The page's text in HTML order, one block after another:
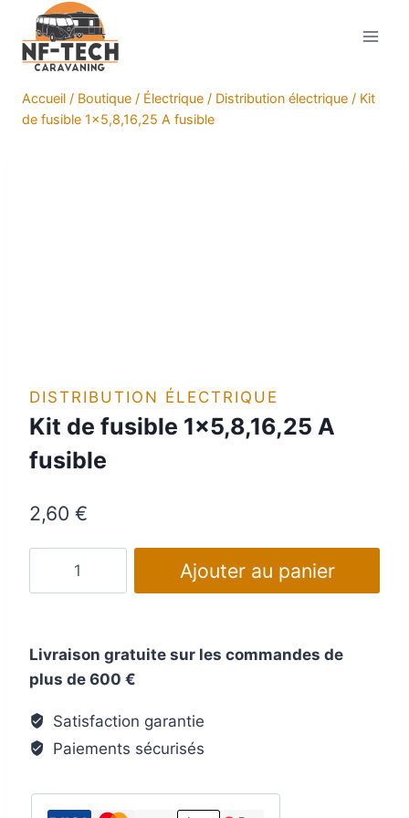
contenu
Accueil / Boutique / Électrique / Distribution électrique / Kit
de fusible 1×5,8,16,25 A fusible
DISTRIBUTION ÉLECTRIQUE
Kit de fusible 1×5,8,16,25 A
fusible
2,60 €
fusible
1x5,8,16,25
fusible
Ajouter au panier
Livraison gratuite sur les commandes de
plus de 600 €
Satisfaction garantie
Paiements sécurisés